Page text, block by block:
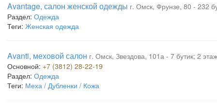
Avantage, салон женской одежды г. Омск, Фрунзе, 80 - 232
Раздел: Одежда
Теги: Женская одежда
Avanti, меховой салон г. Омск, Звездова, 101а - 7 бутик; 2
Основной: +7 (3812) 28-22-19
Раздел: Одежда
Теги: Меха / Дубленки / Кожа